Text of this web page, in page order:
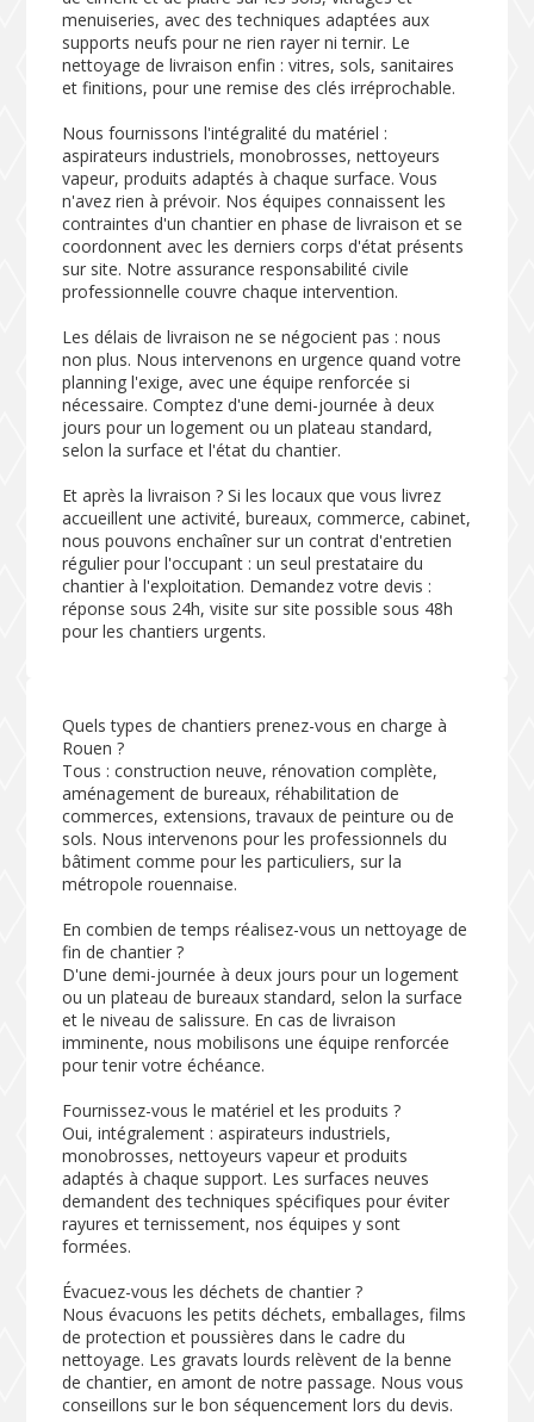
menuiseries, avec des techniques adaptées aux
supports neufs pour ne rien rayer ni ternir. Le
nettoyage de livraison enfin : vitres, sols, sanitaires
et finitions, pour une remise des clés irréprochable.
Nous fournissons l'intégralité du matériel :
aspirateurs industriels, monobrosses, nettoyeurs
vapeur, produits adaptés à chaque surface. Vous
n'avez rien à prévoir. Nos équipes connaissent les
contraintes d'un chantier en phase de livraison et se
coordonnent avec les derniers corps d'état présents
sur site. Notre assurance responsabilité civile
professionnelle couvre chaque intervention.
Les délais de livraison ne se négocient pas : nous
non plus. Nous intervenons en urgence quand votre
planning l'exige, avec une équipe renforcée si
nécessaire. Comptez d'une demi-journée à deux
jours pour un logement ou un plateau standard,
selon la surface et l'état du chantier.
Et après la livraison ? Si les locaux que vous livrez
accueillent une activité, bureaux, commerce, cabinet,
nous pouvons enchaîner sur un contrat d'entretien
régulier pour l'occupant : un seul prestataire du
chantier à l'exploitation. Demandez votre devis :
réponse sous 24h, visite sur site possible sous 48h
pour les chantiers urgents.
Quels types de chantiers prenez-vous en charge à
Rouen ?
Tous : construction neuve, rénovation complète,
aménagement de bureaux, réhabilitation de
commerces, extensions, travaux de peinture ou de
sols. Nous intervenons pour les professionnels du
bâtiment comme pour les particuliers, sur la
métropole rouennaise.
En combien de temps réalisez-vous un nettoyage de
fin de chantier ?
D'une demi-journée à deux jours pour un logement
ou un plateau de bureaux standard, selon la surface
et le niveau de salissure. En cas de livraison
imminente, nous mobilisons une équipe renforcée
pour tenir votre échéance.
Fournissez-vous le matériel et les produits ?
Oui, intégralement : aspirateurs industriels,
monobrosses, nettoyeurs vapeur et produits
adaptés à chaque support. Les surfaces neuves
demandent des techniques spécifiques pour éviter
rayures et ternissement, nos équipes y sont
formées.
Évacuez-vous les déchets de chantier ?
Nous évacuons les petits déchets, emballages, films
de protection et poussières dans le cadre du
nettoyage. Les gravats lourds relèvent de la benne
de chantier, en amont de notre passage. Nous vous
conseillons sur le bon séquencement lors du devis.